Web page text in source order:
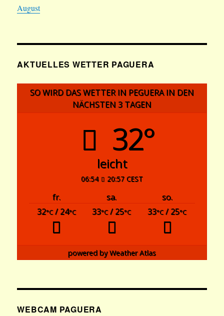
August
AKTUELLES WETTER PAGUERA
SO WIRD DAS WETTER IN PEGUERA IN DEN
NÄCHSTEN 3 TAGEN
32°
leicht
06:54 20:57 CEST
fr. sa.
so.
32°C/ 24°C 33°C/ 25°C 33°C/ 25°C
powered byWeather Atlas
WEBCAM PAGUERA